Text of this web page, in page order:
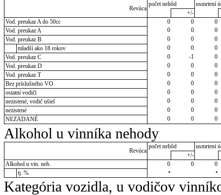
Revúca
počet nehôd
usmrtení
+/-
Vod. preukaz A do 50cc
0 0
0
Vod. preukaz A
0 0
0
Vod. preukaz B
0 0
0
mladší ako 18 rokov
0 0
0
Vod. preukaz C
0 -1
0
Vod. preukaz D
0 0
0
Vod. preukaz T
0 0
0
Bez príslušného VO
0 0
0
ostatní vodiči
0 0
0
nezistené, vodič ušiel
0 0
0
nezistené
0 0
0
NEZADANÉ
0 0 0
Alkohol u vinníka nehody
Revúca
počet nehôd
usmrtení
+/-
Alkohol u vin. neh.
0 0
0
tj. %
• •
Kategória vozidla, u vodičov